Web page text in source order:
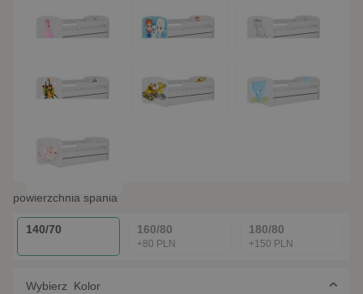
Wybierz Kolor
powierzchnia spania
140/70 160/80
+80 PLN
180/80
+150 PLN